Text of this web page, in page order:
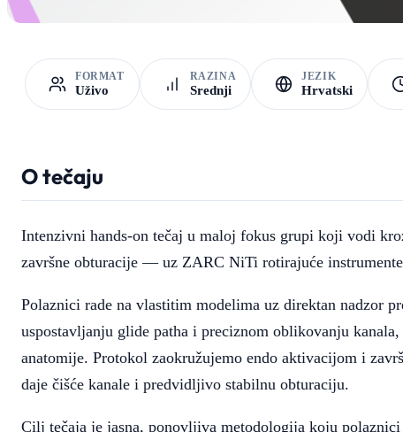
FORMAT
Uživo
RAZINA
Srednji
JEZIK
Hrvatski
O tečaju
Intenzivni hands-on tečaj u maloj fokus grupi koji vodi
završne obturacije — uz ZARC NiTi rotirajuće
Polaznici rade na vlastitim modelima uz direktan nadzor
uspostavljanju glide patha i preciznom oblikovanju
anatomije. Protokol zaokružujemo endo aktivacijom i
daje čišće kanale i predvidljivo stabilnu obturaciju.
Cilj tečaja je jasna, ponovljiva metodologija koju